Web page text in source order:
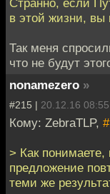
в этой жизни, вы
Так меня
что не будут
nonamezero »
#215 | 20.12.16 08:55
Кому: ZebraTLP,
> Как
предложение
теми же